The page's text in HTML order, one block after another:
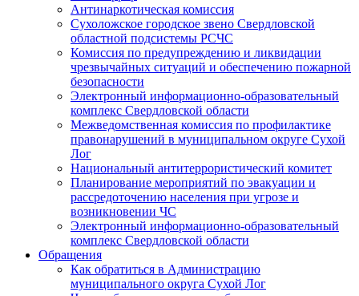
Антинаркотическая комиссия
Сухоложское городское звено Свердловской
областной подсистемы РСЧС
Комиссия по предупреждению и ликвидации
чрезвычайных ситуаций и обеспечению пожарной
безопасности
Электронный информационно-образовательный
комплекс Cвердловской области
Межведомственная комиссия по профилактике
правонарушений в муниципальном округе Сухой
Лог
Национальный антитеррористический комитет
Планирование мероприятий по эвакуации и
рассредоточению населения при угрозе и
возникновении ЧС
Электронный информационно-образовательный
комплекс Свердловской области
Обращения
Как обратиться в Администрацию
муниципального округа Сухой Лог